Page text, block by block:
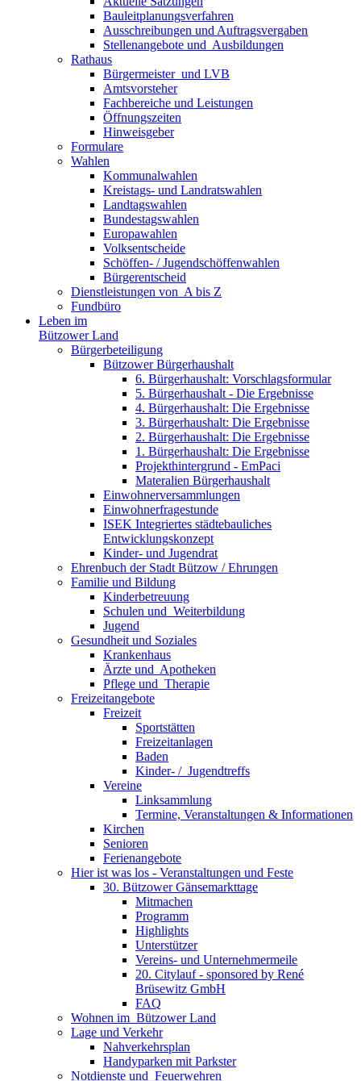
Bauleitplanungsverfahren
Ausschreibungen und Auftragsvergaben
Stellenangebote und ­­ Ausbildungen
Rathaus
Bürgermeister ­ und LVB
Amtsvorsteher
Fachbereiche und Leistungen
Öffnungszeiten
Hinweisgeber
Formulare
Wahlen
Kommunalwahlen
Kreistags- und Landratswahlen
Landtagswahlen
Bundestagswahlen
Europawahlen
Volksentscheide
Schöffen- / Jugendschöffenwahlen
Bürgerentscheid
Dienst­leistungen ­von ­ ­A bis Z
Fundbüro
Leben im
Bützower Land
Bürgerbeteiligung
Bützower Bürgerhaushalt
6. Bürgerhaushalt: Vorschlagsformular
5. Bürgerhaushalt - Die Ergebnisse
4. Bürgerhaushalt: Die Ergebnisse
3. Bürgerhaushalt: Die Ergebnisse
2. Bürgerhaushalt: Die Ergebnisse
1. Bürgerhaushalt: Die Ergebnisse
Projekthintergrund - EmPaci
Materalien Bürgerhaushalt
Einwohnerversammlungen
Einwohnerfragestunde
ISEK Integriertes städtebauliches
Entwicklungskonzept
Kinder- und Jugendrat
Ehrenbuch der Stadt Bützow / Ehrungen
Familie und Bildung
Kinderbetreuung
Schulen und ­ Weiterbildung
Jugend
Gesundheit und Soziales
Krankenhaus
Ärzte und ­ Apotheken
Pflege und ­ Therapie
Freizeit­angebote
Freizeit
Sportstätten
Freizeitanlagen
Baden
Kinder- / ­ Jugendtreffs
Vereine
Linksammlung
Termine, Veranstaltungen & Informationen
Kirchen
Senioren
Ferienangebote
Hier ist was los - Veranstaltungen und Feste
30. Bützower Gänsemarkttage
Mitmachen
Programm
Highlights
Unterstützer
Vereins- und Unternehmermeile
20. Citylauf - sponsored by René
Brüsewitz GmbH
FAQ
Wohnen im ­ Bützower Land
Lage und Verkehr
Nahverkehrsplan
Handyparken mit Parkster
Notdienste und ­ Feuerwehren